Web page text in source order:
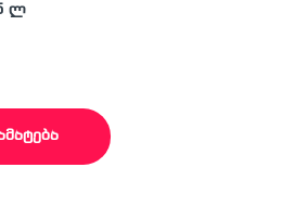
ლ
ნაკრები quantity